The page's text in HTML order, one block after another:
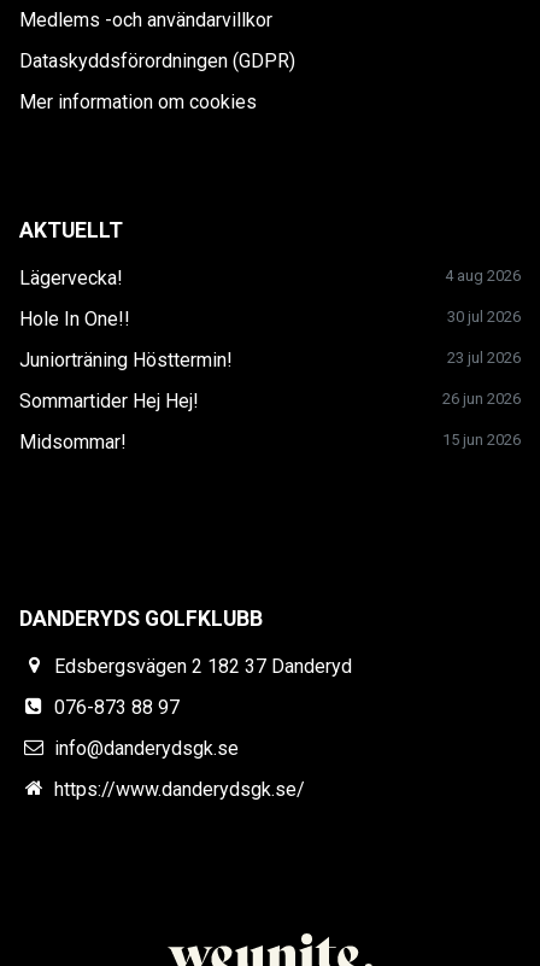
Medlems -och användarvillkor
Dataskyddsförordningen (GDPR)
Mer information om cookies
AKTUELLT
Lägervecka! 4 aug 2026
Hole In One!! 30 jul 2026
Juniorträning Hösttermin! 23 jul 2026
Sommartider Hej Hej! 26 jun 2026
Midsommar! 15 jun 2026
DANDERYDS GOLFKLUBB
Edsbergsvägen 2 182 37 Danderyd
076-873 88 97
info@danderydsgk.se
https://www.danderydsgk.se/